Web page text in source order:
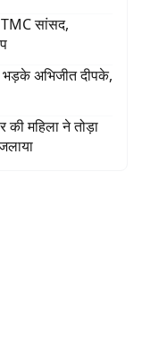
सांसद,
भड़के अभिजीत दीपके,
महिला ने तोड़ा